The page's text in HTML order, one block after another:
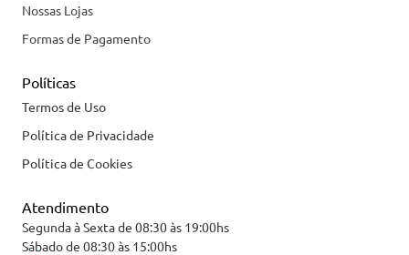
Nossas Lojas
Formas de Pagamento
Políticas
Termos de Uso
Política de Privacidade
Política de Cookies
Atendimento
Segunda à Sexta de 08:30 às 19:00hs
Sábado de 08:30 às 15:00hs